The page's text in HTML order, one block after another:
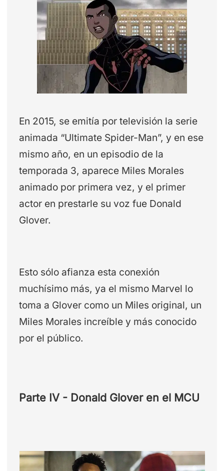
En 2015, se emitía por televisión la serie
animada “Ultimate Spider-Man”, y en ese
mismo año, en un episodio de la
temporada 3, aparece Miles Morales
animado por primera vez, y el primer
actor en prestarle su voz fue Donald
Glover.
Esto sólo afianza esta conexión
muchísimo más, ya el mismo Marvel lo
toma a Glover como un Miles original, un
Miles Morales increíble y más conocido
por el público.
Parte IV - Donald Glover en el MCU